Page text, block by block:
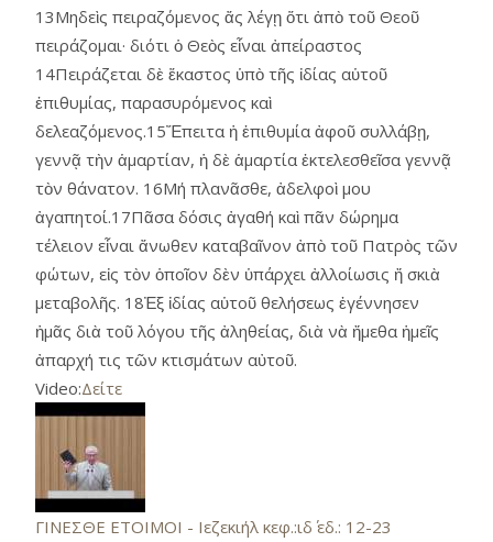
13Μηδεὶς πειραζόμενος ἄς λέγῃ ὅτι ἀπὸ τοῦ Θεοῦ
πειράζομαι· διότι ὁ Θεὸς εἶναι ἀπείραστος
14Πειράζεται δὲ ἕκαστος ὑπὸ τῆς ἰδίας αὑτοῦ
ἐπιθυμίας, παρασυρόμενος καὶ
δελεαζόμενος.15Ἔπειτα ἡ ἐπιθυμία ἀφοῦ συλλάβῃ,
γεννᾷ τὴν ἁμαρτίαν, ἡ δὲ ἁμαρτία ἐκτελεσθεῖσα γεννᾷ
τὸν θάνατον. 16Μή πλανᾶσθε, ἀδελφοὶ μου
ἀγαπητοί.17Πᾶσα δόσις ἀγαθή καὶ πᾶν δώρημα
τέλειον εἶναι ἄνωθεν καταβαῖνον ἀπὸ τοῦ Πατρὸς τῶν
φώτων, εἰς τὸν ὁποῖον δὲν ὑπάρχει ἀλλοίωσις ἤ σκιὰ
μεταβολῆς. 18Ἐξ ἰδίας αὑτοῦ θελήσεως ἐγέννησεν
ἡμᾶς διὰ τοῦ λόγου τῆς ἀληθείας, διὰ νὰ ἤμεθα ἡμεῖς
ἀπαρχή τις τῶν κτισμάτων αὐτοῦ.
Video:Δείτε
ΓΙΝΕΣΘΕ ΕΤΟΙΜΟΙ - Ιεζεκιήλ κεφ.:ιδ΄ εδ.: 12-23